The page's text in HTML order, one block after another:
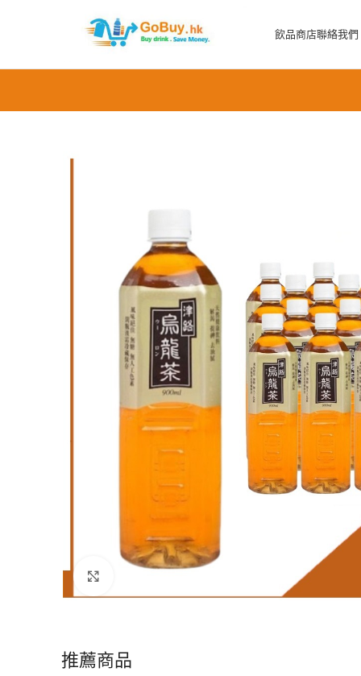
飲品商店聯絡我們
推薦商品